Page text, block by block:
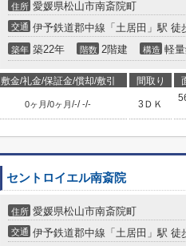
住所 愛媛県松山市南斎院町
交通 伊予鉄道郡中線「土居田」駅 徒
築年 築22年 階数 2階建 構造 軽
敷金/礼金/保証金/償却/敷引 間取り
0ヶ月/0ヶ月/-/-/- 3ＤＫ
セントロイエル南斎院
住所 愛媛県松山市南斎院町
交通 伊予鉄道郡中線「土居田」駅 徒